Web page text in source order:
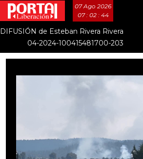
07 Ago 2026
07 : 02 : 46
DIFUSIÓN de Esteban Rivera Rivera
04-2024-100415481700-203